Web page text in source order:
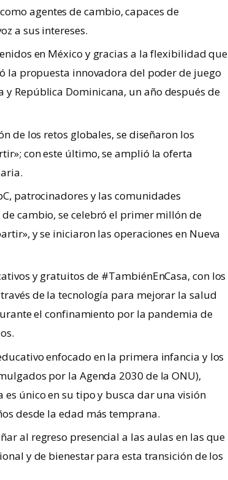
agentes de cambio, capaces de
a sus intereses.
en México y gracias a la flexibilidad que
la propuesta innovadora del poder de juego
República Dominicana, un año después de
de los retos globales, se diseñaron los
con este último, se amplió la oferta
patrocinadores y las comunidades
cambio, se celebró el primer millón de
y se iniciaron las operaciones en Nueva
y gratuitos de #TambiénEnCasa, con los
de la tecnología para mejorar la salud
el confinamiento por la pandemia de
enfocado en la primera infancia y los
por la Agenda 2030 de la ONU),
único en su tipo y busca dar una visión
desde la edad más temprana.
al regreso presencial a las aulas en las que
y de bienestar para esta transición de los